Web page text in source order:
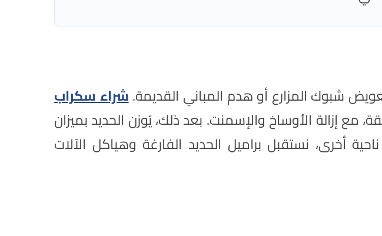
شبوك المزارع أو هدم المباني القديمة.شراء سكراب
مع إزالة الأوساخ والإسمنت. بعد ذلك، يُوزن الحديد بميزان
أخرى، نستقبل براميل الحديد الفارغة وهياكل الآلات